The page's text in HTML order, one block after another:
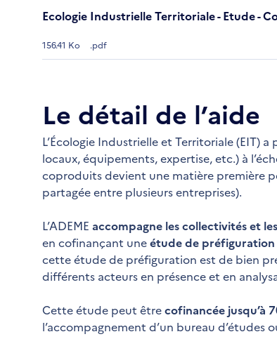
Ecologie Industrielle Territoriale - Etude -
156.41 Ko .pdf
Le détail de l’aide
L’Écologie Industrielle et Territoriale (EIT)
locaux, équipements, expertise, etc.) à
coproduits devient une matière première
partagée entre plusieurs entreprises).
L’ADEME accompagne les collectivités et
en cofinançant uneétude de préfiguration
cette étude de préfiguration est de bien
différents acteurs en présence et en
Cette étude peut êtrecofinancée jusqu’à
l’accompagnement d’un bureau d’études